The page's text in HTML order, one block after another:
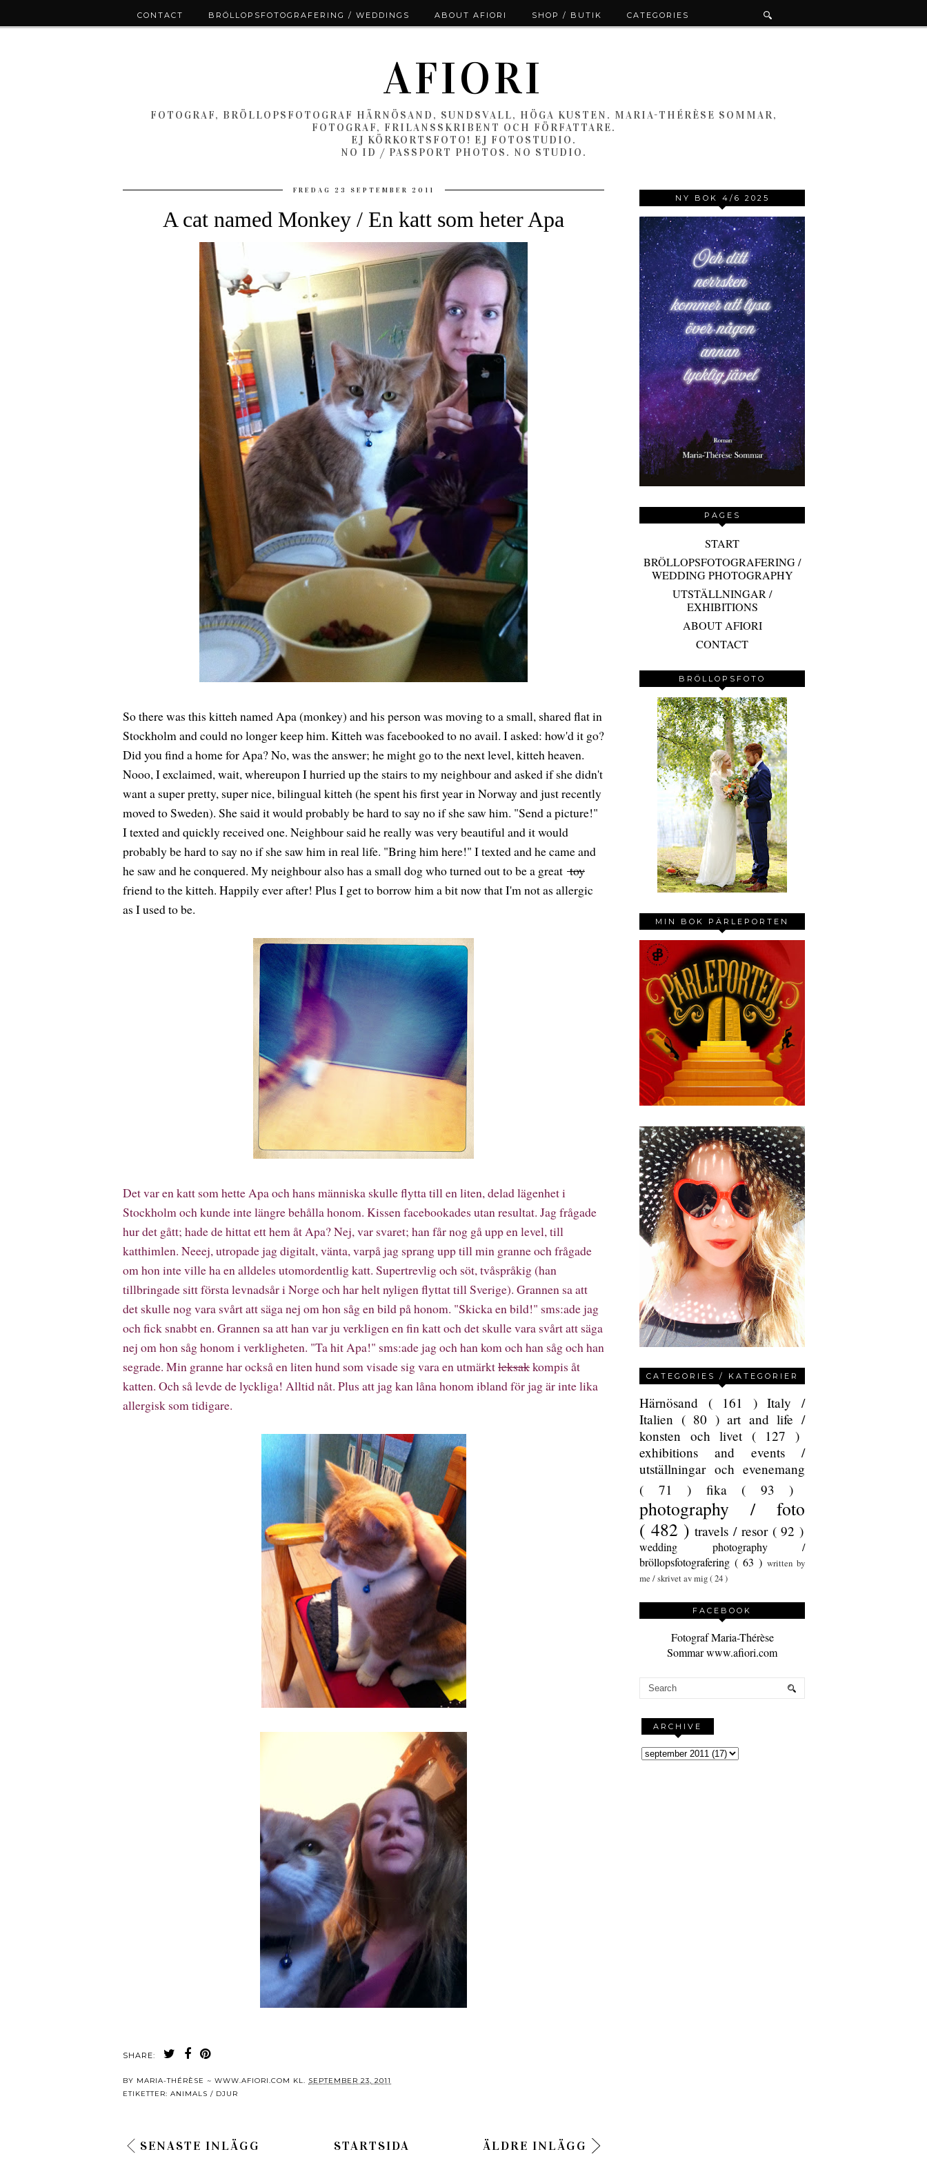
AFIORI
FOTOGRAF, BRÖLLOPSFOTOGRAF HÄRNÖSAND, SUNDSVALL, HÖGA KUSTEN. MARIA-THÉRÈSE SOMMAR,
FOTOGRAF, FRILANSSKRIBENT OCH FÖRFATTARE.
EJ KÖRKORTSFOTO! EJ FOTOSTUDIO.
NO ID / PASSPORT PHOTOS. NO STUDIO.
FREDAG 23 SEPTEMBER 2011
A cat named Monkey / En katt som heter Apa
So there was this kitteh named Apa (monkey) and his person was moving to a small, shared flat in
Stockholm and could no longer keep him. Kitteh was facebooked to no avail. I asked: how'd it go?
Did you find a home for Apa? No, was the answer; he might go to the next level, kitteh heaven.
Nooo, I exclaimed, wait, whereupon I hurried up the stairs to my neighbour and asked if she didn't
want a super pretty, super nice, bilingual kitteh (he spent his first year in Norway and just recently
moved to Sweden). She said it would probably be hard to say no if she saw him. "Send a picture!"
I texted and quickly received one. Neighbour said he really was very beautiful and it would
probably be hard to say no if she saw him in real life. "Bring him here!" I texted and he came and
he saw and he conquered. My neighbour also has a small dog who turned out to be a great toy
friend to the kitteh. Happily ever after! Plus I get to borrow him a bit now that I'm not as allergic
as I used to be.
Det var en katt som hette Apa och hans människa skulle flytta till en liten, delad lägenhet i
Stockholm och kunde inte längre behålla honom. Kissen facebookades utan resultat. Jag frågade
hur det gått; hade de hittat ett hem åt Apa? Nej, var svaret; han får nog gå upp en level, till
katthimlen. Neeej, utropade jag digitalt, vänta, varpå jag sprang upp till min granne och frågade
om hon inte ville ha en alldeles utomordentlig katt. Supertrevlig och söt, tvåspråkig (han
tillbringade sitt första levnadsår i Norge och har helt nyligen flyttat till Sverige). Grannen sa att
det skulle nog vara svårt att säga nej om hon såg en bild på honom. "Skicka en bild!" sms:ade jag
och fick snabbt en. Grannen sa att han var ju verkligen en fin katt och det skulle vara svårt att säga
nej om hon såg honom i verkligheten. "Ta hit Apa!" sms:ade jag och han kom och han såg och han
segrade. Min granne har också en liten hund som visade sig vara en utmärktleksakkompis åt
katten. Och så levde de lyckliga! Alltid nåt. Plus att jag kan låna honom ibland för jag är inte lika
allergisk som tidigare.
SHARE:
BY MARIA-THÉRÈSE ~ WWW.AFIORI.COM KL. SEPTEMBER 23, 2011
ETIKETTER: ANIMALS / DJUR
SENASTE INLÄGG ÄLDRE INLÄGG
STARTSIDA
NY BOK 4/6 2025
PAGES
START
BRÖLLOPSFOTOGRAFERING /
WEDDING PHOTOGRAPHY
UTSTÄLLNINGAR /
EXHIBITIONS
ABOUT AFIORI
CONTACT
BRÖLLOPSFOTO
CONTACT BRÖLLOPSFOTOGRAFERING / WEDDINGS ABOUT AFIORI SHOP / BUTIK CATEGORIES
MIN BOK PÄRLEPORTEN
CATEGORIES / KATEGORIER
Härnösand ( 161 )Italy /
Italien ( 80 )art and life /
konsten och livet ( 127 )
exhibitions and events /
utställningar och evenemang
( 71 ) fika ( 93 )
photography / foto
( 482 )travels / resor ( 92 )
wedding photography /
bröllopsfotografering ( 63 ) written by
me / skrivet av mig( 24 )
FACEBOOK
Fotograf Maria-Thérèse
Sommar www.afiori.com
ARCHIVE